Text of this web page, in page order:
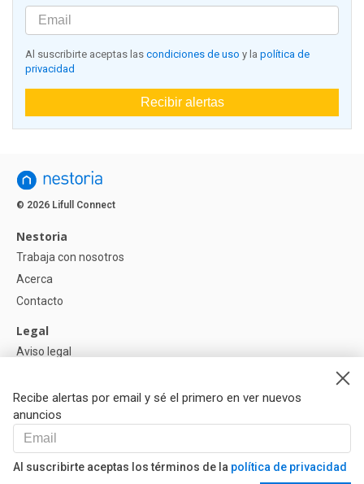
Al suscribirte aceptas las condiciones de uso y la política de
privacidad
Recibir alertas
Recibe alertas por email y sé el primero en ver nuevos
anuncios
Al suscribirte aceptas los términos de la política de privacidad
© 2026 Lifull Connect
Nestoria
Trabaja con nosotros
Acerca
Contacto
Legal
Aviso legal
Política de Cookies
Ayuda
Preguntas
Nuestros Partners